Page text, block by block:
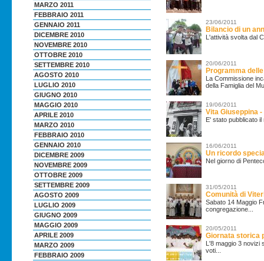
MARZO 2011
FEBBRAIO 2011
GENNAIO 2011
DICEMBRE 2010
NOVEMBRE 2010
OTTOBRE 2010
SETTEMBRE 2010
AGOSTO 2010
LUGLIO 2010
GIUGNO 2010
MAGGIO 2010
APRILE 2010
MARZO 2010
FEBBRAIO 2010
GENNAIO 2010
DICEMBRE 2009
NOVEMBRE 2009
OTTOBRE 2009
SETTEMBRE 2009
AGOSTO 2009
LUGLIO 2009
GIUGNO 2009
MAGGIO 2009
APRILE 2009
MARZO 2009
FEBBRAIO 2009
23/06/2011
Bilancio di un
L'attività svolta dal
20/06/2011
Programma
La Commissione
della Famiglia del
19/06/2011
Vita Giuseppina -
E' stato pubblicato
16/06/2011
Un ricordo
Nel giorno di
31/05/2011
Comunità di
Sabato 14 Maggio
congregazione...
20/05/2011
Giornata storica
L'8 maggio 3 novizi
voti...